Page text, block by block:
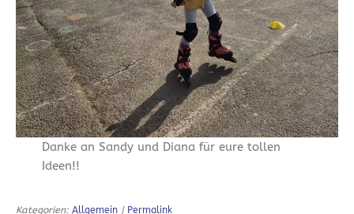
Danke an Sandy und Diana für eure tollen
Ideen!!
Kategorien: Allgemein | Permalink